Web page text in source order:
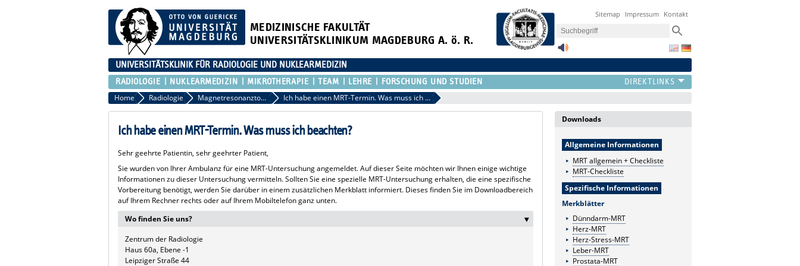
MEDIZINISCHE FAKULTÄT
UNIVERSITÄTSKLINIKUM MAGDEBURG A. ö. R.
Sitemap Impressum Kontakt
UNIVERSITÄTSKLINIK FÜR RADIOLOGIE UND NUKLEARMEDIZIN
RADIOLOGIE NUKLEARMEDIZIN MIKROTHERAPIE TEAM LEHRE FORSCHUNG UND STUDIEN
Home Radiologie Magnetresonanztomographie (MRT) Ich habe einen MRT-Termin. Was muss ich beachten?
Ich habe einen MRT-Termin. Was muss ich beachten?
Sehr geehrte Patientin, sehr geehrter Patient,
Sie wurden von Ihrer Ambulanz für eine MRT-Untersuchung angemeldet. Auf dieser Seite möchten wir Ihnen einige wichtige
Informationen zu dieser Untersuchung vermitteln. Sollten Sie eine spezielle MRT-Untersuchung erhalten, die eine spezifische
Vorbereitung benötigt, werden Sie darüber in einem zusätzlichen Merkblatt informiert. Dieses finden Sie im Downloadbereich
auf Ihrem Rechner rechts oder auf Ihrem Mobiltelefon ganz unten.
Wo finden Sie uns?
‣
Zentrum der Radiologie
Haus 60a, Ebene -1
Leipziger Straße 44
Downloads
Allgemeine Informationen
MRT allgemein + Checkliste
MRT-Checkliste
Spezifische Informationen
Merkblätter
Dünndarm-MRT
Herz-MRT
Herz-Stress-MRT
Leber-MRT
Prostata-MRT